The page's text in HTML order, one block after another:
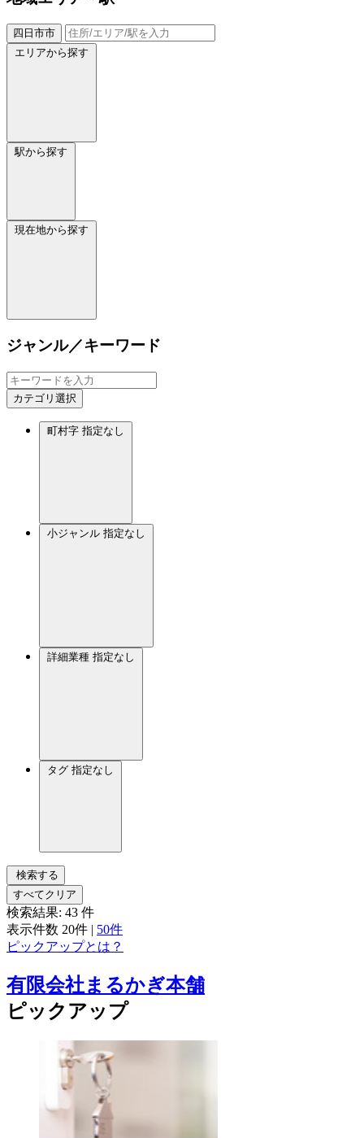
四日市市
エリアから探す
駅から探す
現在地から探す
ジャンル／キーワード
カテゴリ選択
町村字 指定なし
小ジャンル 指定なし
詳細業種 指定なし
タグ 指定なし
検索する
すべてクリア
検索結果: 43 件
表示件数 20件 | 50件
ピックアップとは？
有限会社まるかぎ本舗
ピックアップ